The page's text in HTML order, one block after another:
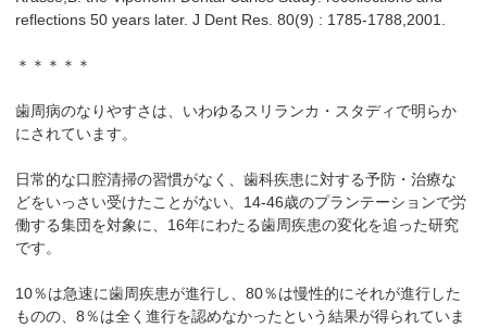
reflections 50 years later. J Dent Res. 80(9) : 1785-1788,2001.
＊＊＊＊＊
歯周病のなりやすさは、いわゆるスリランカ・スタディで明らか
にされています。
日常的な口腔清掃の習慣がなく、歯科疾患に対する予防・治療な
どをいっさい受けたことがない、14-46歳のプランテーションで労
働する集団を対象に、16年にわたる歯周疾患の変化を追った研究
です。
10％は急速に歯周疾患が進行し、80％は慢性的にそれが進行した
ものの、8％は全く進行を認めなかったという結果が得られていま